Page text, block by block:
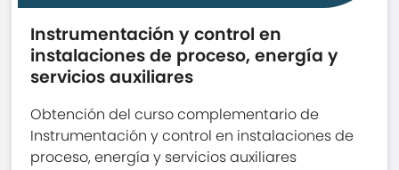
Instrumentación y control en
instalaciones de proceso, energía y
servicios auxiliares
Obtención del curso complementario de
Instrumentación y control en instalaciones de
proceso, energía y servicios auxiliares